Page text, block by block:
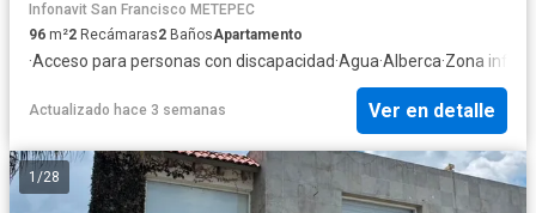
Infonavit San Francisco METEPEC
96 m²2 Recámaras2 BañosApartamento
·Acceso para personas con discapacidad·Agua·Alberca·Zona
Actualizado hace 3 semanas Ver en detalle
1 /28